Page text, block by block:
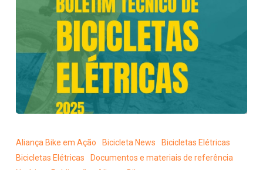
Bicicletas
Elétricas
no
Aliança Bike em Ação Bicicleta News
Bicicletas Elétricas
Bicicletas Elétricas
Documentos e materiais de referência